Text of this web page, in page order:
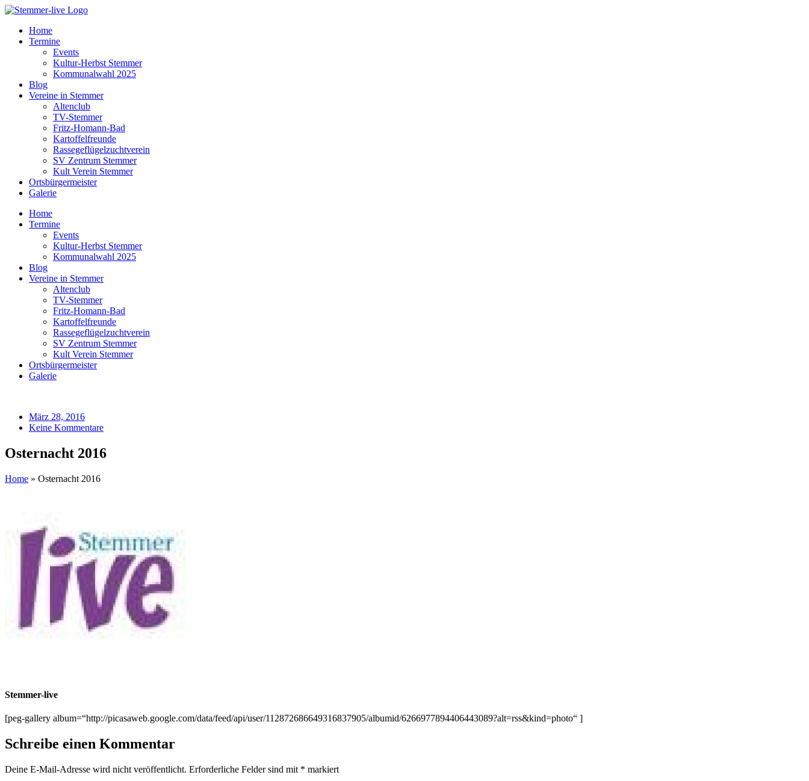
Home
Termine
Events
Kultur-Herbst Stemmer
Kommunalwahl 2025
Blog
Vereine in Stemmer
Altenclub
TV-Stemmer
Fritz-Homann-Bad
Kartoffelfreunde
Rassegeflügelzuchtverein
SV Zentrum Stemmer
Kult Verein Stemmer
Ortsbürgermeister
Galerie
Home
Termine
Events
Kultur-Herbst Stemmer
Kommunalwahl 2025
Blog
Vereine in Stemmer
Altenclub
TV-Stemmer
Fritz-Homann-Bad
Kartoffelfreunde
Rassegeflügelzuchtverein
SV Zentrum Stemmer
Kult Verein Stemmer
Ortsbürgermeister
Galerie
März 28, 2016
Keine Kommentare
Osternacht 2016
Home » Osternacht 2016
Stemmer-live
[peg-gallery album=“http://picasaweb.google.com/data/feed/api/user/112872686649316837905/albumid/6266977894406443089?alt=rss&kind=photo“ ]
Schreibe einen Kommentar
Deine E-Mail-Adresse wird nicht veröffentlicht. Erforderliche Felder sind mit * markiert